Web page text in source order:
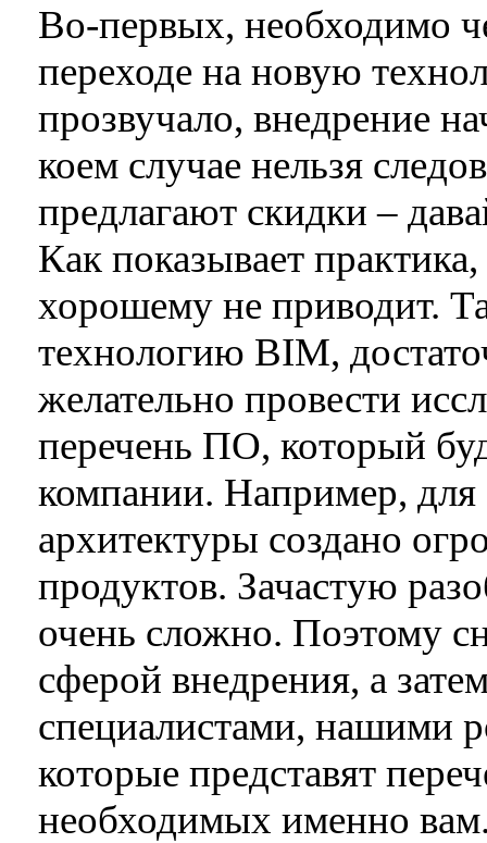
Во-первых, необходимо
переходе на новую
прозвучало, внедрение
коем случае нельзя
предлагают скидки –
Как показывает
хорошему не приводит.
технологию BIM,
желательно провести
перечень ПО, который
компании. Например,
архитектуры создано
продуктов. Зачастую
очень сложно. Поэтому
сферой внедрения, а
специалистами, нашими
которые представят
необходимых именно